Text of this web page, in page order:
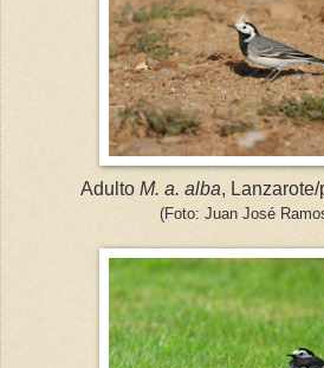
Adulto M. a. alba,
(Foto: Juan José